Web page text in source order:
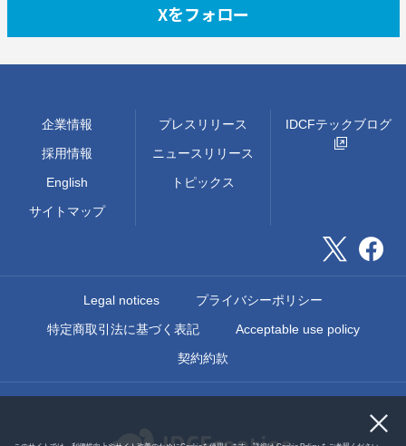
Xをフォロー
企業情報
採用情報
English
サイトマップ
プレスリリース
ニュースリリース
トピックス
IDCFテックブログ
Legal notices
プライバシーポリシー
特定商取引法に基づく表記
Acceptable use policy
契約約款